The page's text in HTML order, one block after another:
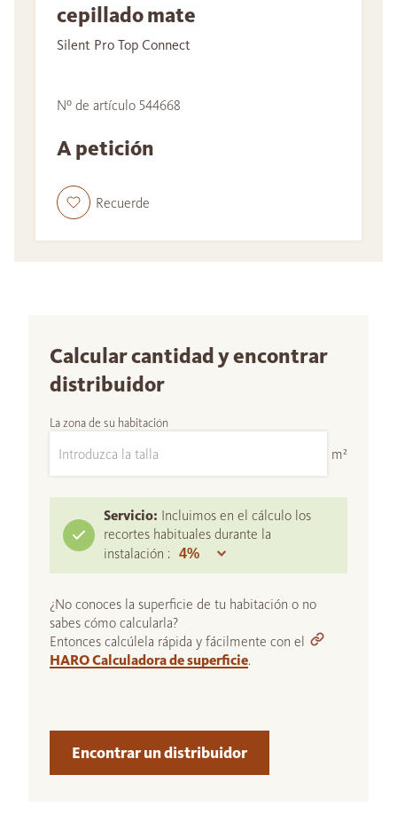
cepillado mate
Silent Pro Top Connect
Nº de artículo 544668
A petición
Recuerde
Calcular cantidad y encontrar
distribuidor
La zona de su habitación
m²
Servicio: Incluimos en el cálculo los
recortes habituales durante la
instalación :
¿No conoces la superficie de tu habitación o no
sabes cómo calcularla?
Entonces calcúlela rápida y fácilmente con el
HARO Calculadora de superficie.
Encontrar un distribuidor